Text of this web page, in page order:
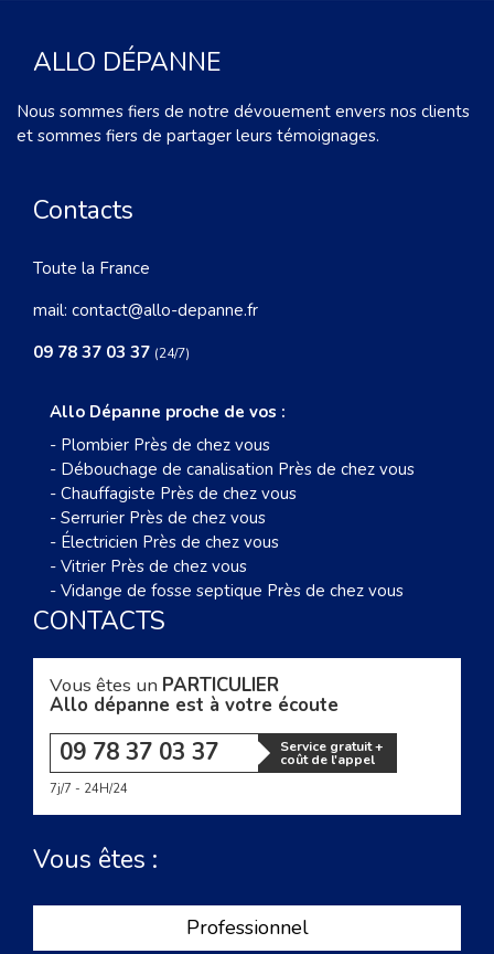
ALLO DÉPANNE
Nous sommes fiers de notre dévouement envers nos clients
et sommes fiers de partager leurs témoignages.
Contacts
Toute la France
mail: contact@allo-depanne.fr
09 78 37 03 37 (24/7)
Allo Dépanne proche de vos :
- Plombier Près de chez vous
- Débouchage de canalisation Près de chez vous
- Chauffagiste Près de chez vous
- Serrurier Près de chez vous
- Électricien Près de chez vous
- Vitrier Près de chez vous
- Vidange de fosse septique Près de chez vous
CONTACTS
Vous êtes un PARTICULIER
Allo dépanne est à votre écoute
09 78 37 03 37 Service gratuit +
coût de l'appel
7j/7 - 24H/24
Vous êtes :
Professionnel